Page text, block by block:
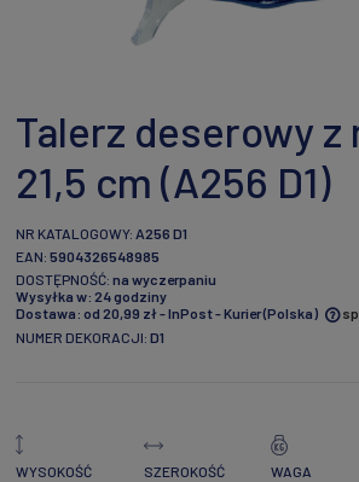
Talerz deserowy z
21,5 cm (A256 D1)
NR KATALOGOWY: A256 D1
EAN: 5904326548985
DOSTĘPNOŚĆ: na wyczerpaniu
Wysyłka w: 24 godziny
Dostawa: od 20,99 zł- InPost - Kurier(Polska)
Cena nie zawiera ewentualnych kosztów
NUMER DEKORACJI: D1
WYSOKOŚĆ SZEROKOŚĆ WAGA